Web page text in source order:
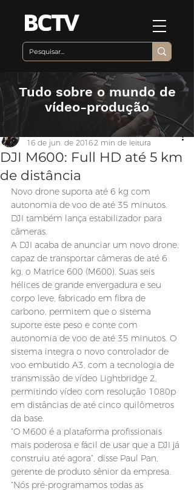
DJI M600: Full HD até 5 km
de distância
16 de jun. de 20162 min de leitura
Novo drone suporta até 6 kg com
autonomia de voo de até 35 minutos.
DJI também lança estabilizador para
câmeras.
A DJI acaba de anunciar um novo drone,
capaz de transportar câmeras de até 6
kg, o Matrice 600 (M600). Suas seis
hélices de grande envergadura e seu
corpo leve, fabricado em fibra de
carbono, permitem que o sistema
suporte este peso e conte com
autonomia de voo de até 35 minutos. O
sistema integra o novo controlador de
voo embutido A3, com a tecnologia de
transmissão de vídeo Lightbridge 2,
permitindo vídeo com resolução 1080p
em distâncias de até cinco quilômetros
da base.
“O M600 é a plataforma profissionais
mais poderosa e fácil de usar que a DJI já
construiu até agora”, disse Paul Pan,
gerente de produto sênior da empresa.
“Nós pré-programamos todas as
Tudo sobre o mundo de
vídeo-produção